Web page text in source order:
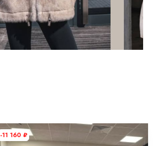
-11 160 ₽